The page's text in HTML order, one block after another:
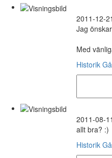
2011-12-
Jag
Med
Historik
2011-08-
allt bra? :)
Historik